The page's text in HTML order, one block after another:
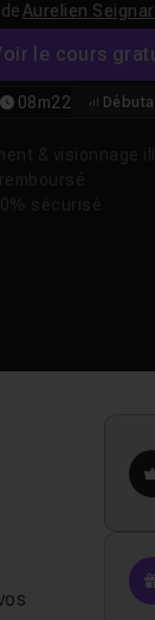
Aurelien
le cours
08m22